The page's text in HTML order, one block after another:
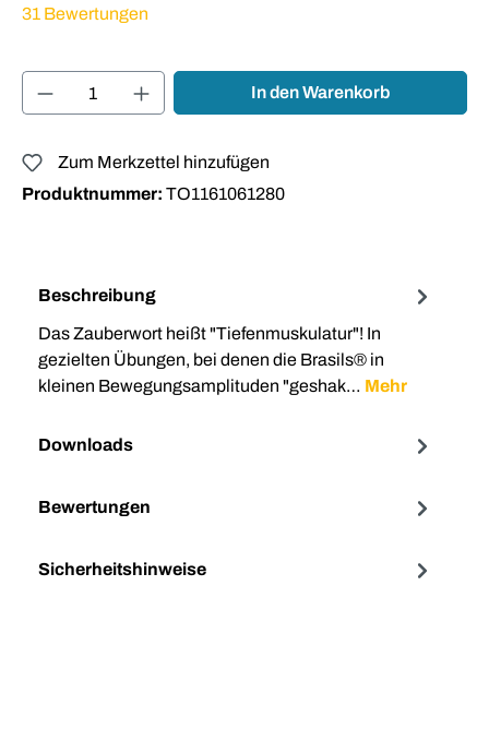
Durchschnittliche Bewertung von 4.77 von 5 Sternen
31 Bewertungen
Produkt Anzahl: Gib den gewünschten
In den Warenkorb
Zum Merkzettel hinzufügen
Produktnummer: TO1161061280
Beschreibung
Das Zauberwort heißt "Tiefenmuskulatur"! In
gezielten Übungen, bei denen die Brasils® in
kleinen Bewegungsamplituden "geshak… Mehr
Downloads
Bewertungen
Sicherheitshinweise